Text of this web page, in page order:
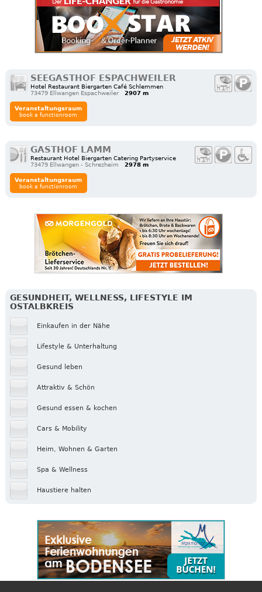
SEEGASTHOF ESPACHWEILER
Hotel Restaurant Biergarten Café Schlemmen
73479 Ellwangen Espachweiler
2907 m
Veranstaltungsraum
book a functionroom
GASTHOF LAMM
Restaurant Hotel Biergarten Catering Partyservice
73479 Ellwangen - Schrezheim
2978 m
Veranstaltungsraum
book a functionroom
GESUNDHEIT, WELLNESS, LIFESTYLE IM
OSTALBKREIS
Einkaufen in der Nähe
Lifestyle & Unterhaltung
Gesund leben
Attraktiv & Schön
Gesund essen & kochen
Cars & Mobility
Heim, Wohnen & Garten
Spa & Wellness
Haustiere halten